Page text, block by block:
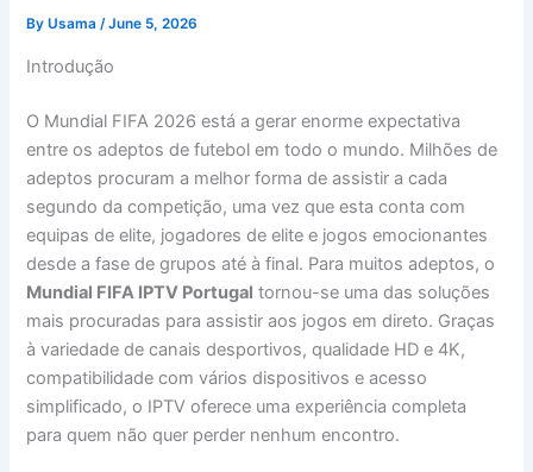
ByUsama/June 5, 2026
Introdução
O Mundial FIFA 2026 está a gerar enorme expectativa
entre os adeptos de futebol em todo o mundo. Milhões de
adeptos procuram a melhor forma de assistir a cada
segundo da competição, uma vez que esta conta com
equipas de elite, jogadores de elite e jogos emocionantes
desde a fase de grupos até à final. Para muitos adeptos, o
Mundial FIFA IPTV Portugal tornou-se uma das soluções
mais procuradas para assistir aos jogos em direto. Graças
à variedade de canais desportivos, qualidade HD e 4K,
compatibilidade com vários dispositivos e acesso
simplificado, o IPTV oferece uma experiência completa
para quem não quer perder nenhum encontro.